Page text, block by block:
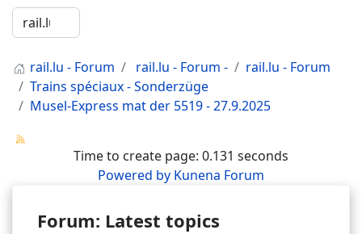
rail.lu - Forum rail.lu - Forum -
rail.lu - Forum
Trains spéciaux - Sonderzüge
Musel-Express mat der 5519 - 27.9.2025
Time to create page: 0.131 seconds
Powered by Kunena Forum
Forum: Latest topics